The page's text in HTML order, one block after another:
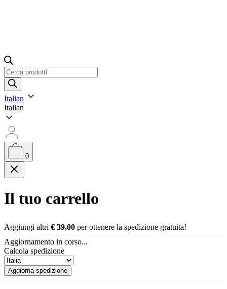
Ricerca
prodotti
Italian
Italian
0
Il tuo carrello
Aggiungi altri € 39,00 per ottenere la spedizione gratuita!
Aggiornamento in corso...
Calcola spedizione
Aggiorna spedizione